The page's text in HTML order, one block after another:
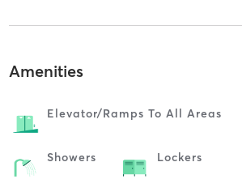
Amenities
Elevator/ramps To All Areas
Showers Lockers